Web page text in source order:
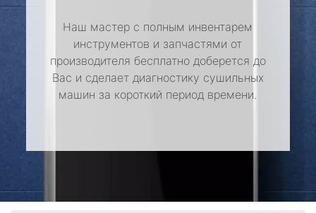
Наш мастер с полным инвентарем
инструментов и запчастями от
производителя бесплатно доберется до
Вас и сделает диагностику сушильных
машин за короткий период времени.